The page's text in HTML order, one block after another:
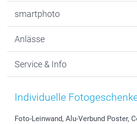
Fotogeschenke
MyNameBook
Fotoabzüge, Fotos als Buch & Poster
Zubehör & Material
Foto-Kalender & Agenden
Sticker & Etiketten
smartphoto
Warum smartphoto
Datenschutz
AGB
Presse
Anlässe
Neujahr
Muttertag
Kommunion & Konfirmation
Service & Info
Preise und Versandkosten
48h Lieferung
Individuelle
Foto-Leinwand, Alu-Verbund Poster,